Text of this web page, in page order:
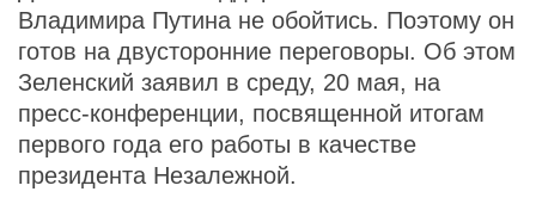
Владимира Путина не обойтись. Поэтому он
готов на двусторонние переговоры. Об этом
Зеленский заявил в среду, 20 мая, на
пресс-конференции, посвященной итогам
первого года его работы в качестве
президента Незалежной.